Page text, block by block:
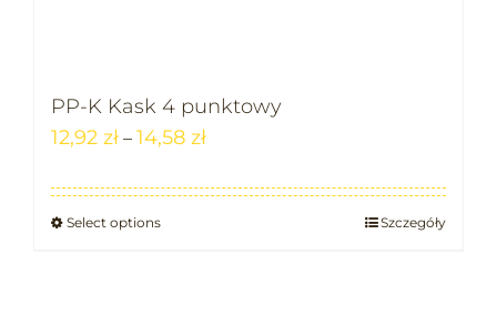
PP-K Kask 4 punktowy
12,92 zł – 14,58 zł
Select options Szczegóły